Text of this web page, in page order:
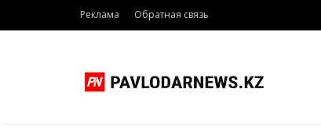
Реклама Обратная связь